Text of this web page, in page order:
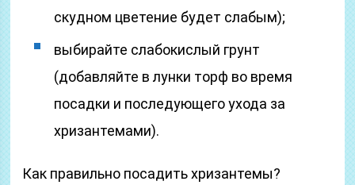
скудном цветение будет слабым);
выбирайте слабокислый грунт
(добавляйте в лунки торф во время
посадки и последующего ухода за
хризантемами).
Как правильно посадить хризантемы?